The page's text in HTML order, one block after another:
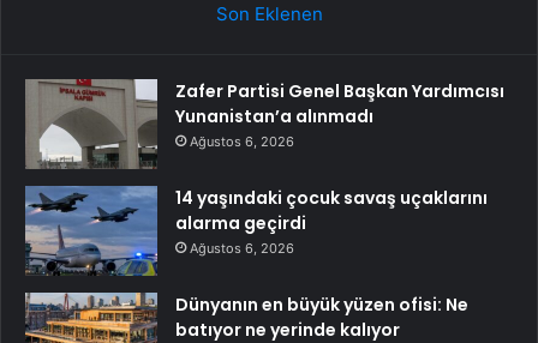
Son Eklenen
Zafer Partisi Genel Başkan Yardımcısı
Yunanistan’a alınmadı
Ağustos 6, 2026
14 yaşındaki çocuk savaş uçaklarını
alarma geçirdi
Ağustos 6, 2026
Dünyanın en büyük yüzen ofisi: Ne
batıyor ne yerinde kalıyor